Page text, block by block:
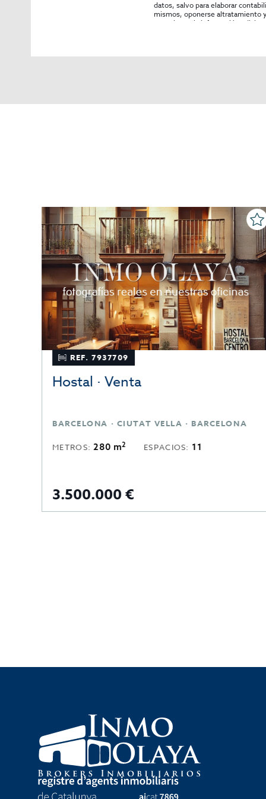
datos, salvo para elaborar
mismos, oponerse altratamiento
consultarse la información
REF. 7937709
Hostal · Venta
BARCELONA · CIUTAT VELLA · BARCELONA
METROS: 280 m2 ESPACIOS: 11
3.500.000 €